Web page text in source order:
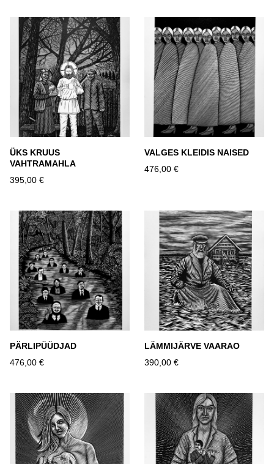
ÜKS KRUUS
VAHTRAMAHLA
395,00 €
VALGES KLEIDIS NAISED
476,00 €
PÄRLIPÜÜDJAD
476,00 €
LÄMMIJÄRVE VAARAO
390,00 €